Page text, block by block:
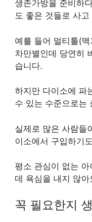
생존가방을 준비하
도 좋은 것들로 사고
예를 들어 멀티툴(
차만별인데 당연히
습니다.
하지만 다이소에 파
수 있는 수준으로는
실제로 많은 사람들
이소에서 구입하기
평소 관심이 없는
데 욕심을 내지 않아
꼭 필요한지